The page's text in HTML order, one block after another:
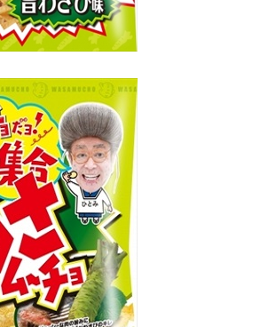
門サイト
合サイト
事例
を支援
門サイト
サイト
用
ディア
最前線